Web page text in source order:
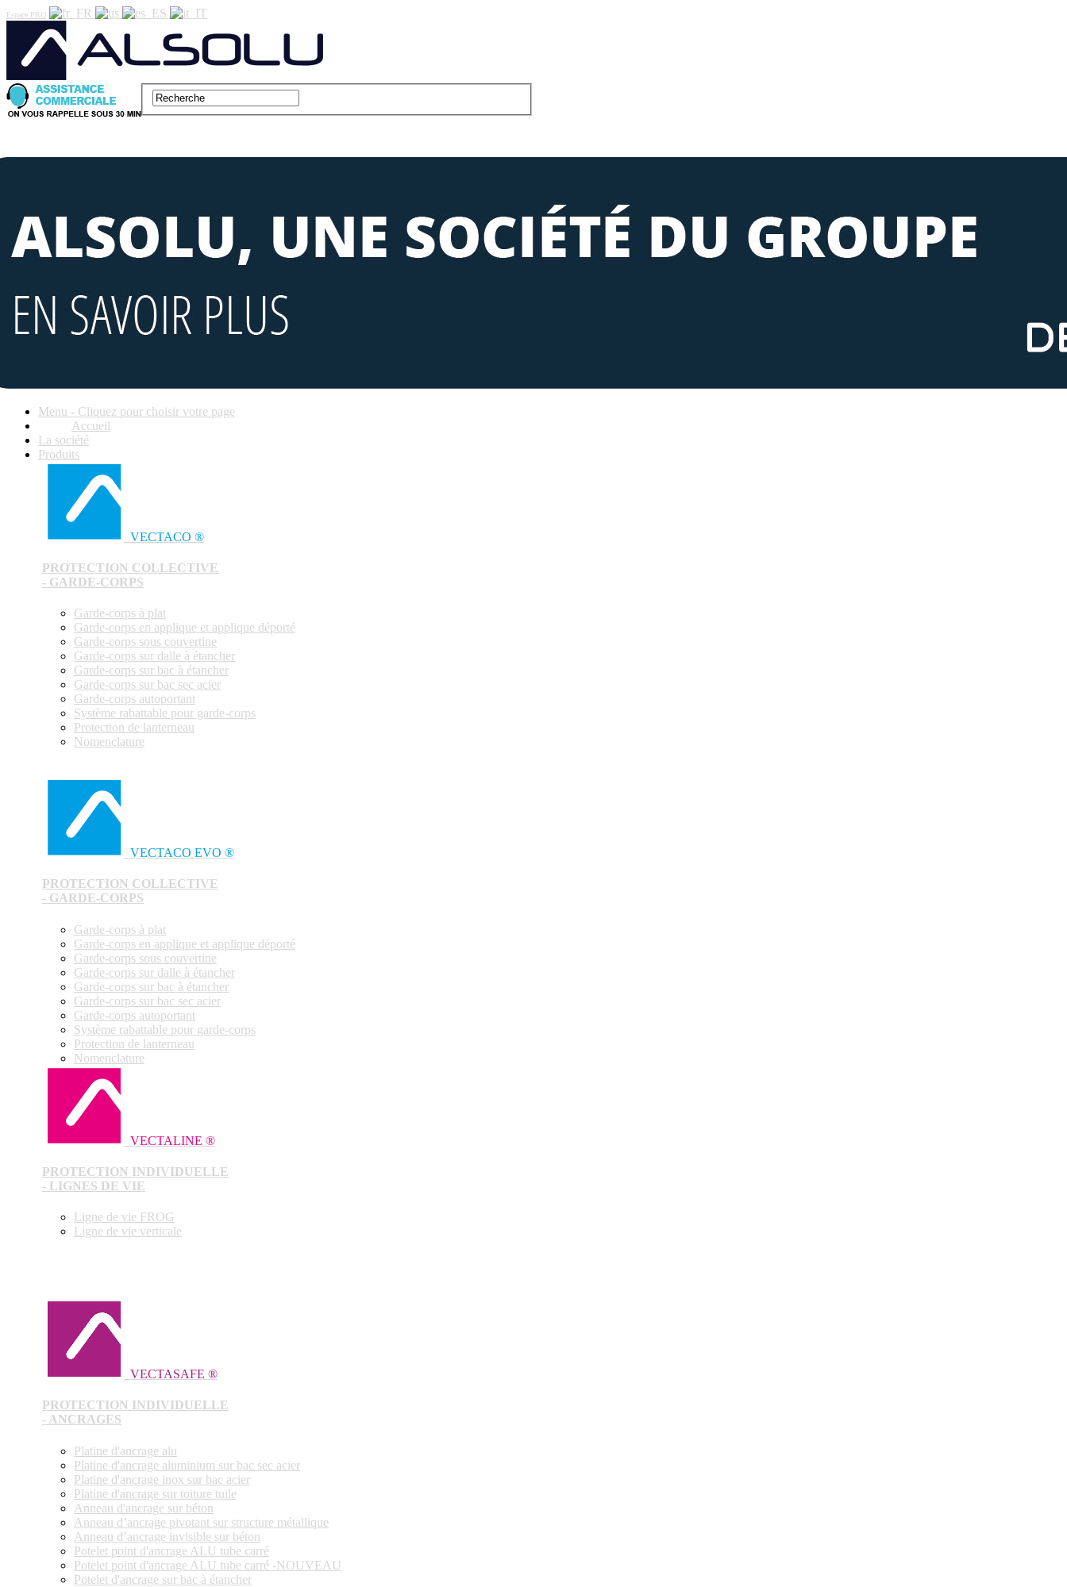
Espace PRO
Menu - Cliquez pour choisir votre page
Accueil
La société
Produits
VECTACO ®
PROTECTION COLLECTIVE
- GARDE-CORPS
Garde-corps à plat
Garde-corps en applique et applique déporté
Garde-corps sous couvertine
Garde-corps sur dalle à étancher
Garde-corps sur bac à étancher
Garde-corps sur bac sec acier
Garde-corps autoportant
Système rabattable pour garde-corps
Protection de lanterneau
Nomenclature
VECTACO EVO ®
PROTECTION COLLECTIVE
- GARDE-CORPS
Garde-corps à plat
Garde-corps en applique et applique déporté
Garde-corps sous couvertine
Garde-corps sur dalle à étancher
Garde-corps sur bac à étancher
Garde-corps sur bac sec acier
Garde-corps autoportant
Système rabattable pour garde-corps
Protection de lanterneau
Nomenclature
VECTALINE ®
PROTECTION INDIVIDUELLE
- LIGNES DE VIE
Ligne de vie FROG
Ligne de vie verticale
VECTASAFE ®
PROTECTION INDIVIDUELLE
- ANCRAGES
Platine d'ancrage alu
Platine d'ancrage aluminium sur bac sec acier
Platine d'ancrage inox sur bac acier
Platine d'ancrage sur toiture tuile
Anneau d'ancrage sur béton
Anneau d’ancrage pivotant sur structure métallique
Anneau d’ancrage invisible sur béton
Potelet point d'ancrage ALU tube carré
Potelet point d'ancrage ALU tube carré -NOUVEAU
Potelet d'ancrage sur bac à étancher